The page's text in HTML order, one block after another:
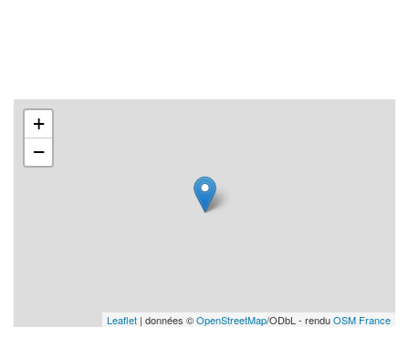
+
−
Leaflet | données ©OpenStreetMap/ODbL - renduOSM France